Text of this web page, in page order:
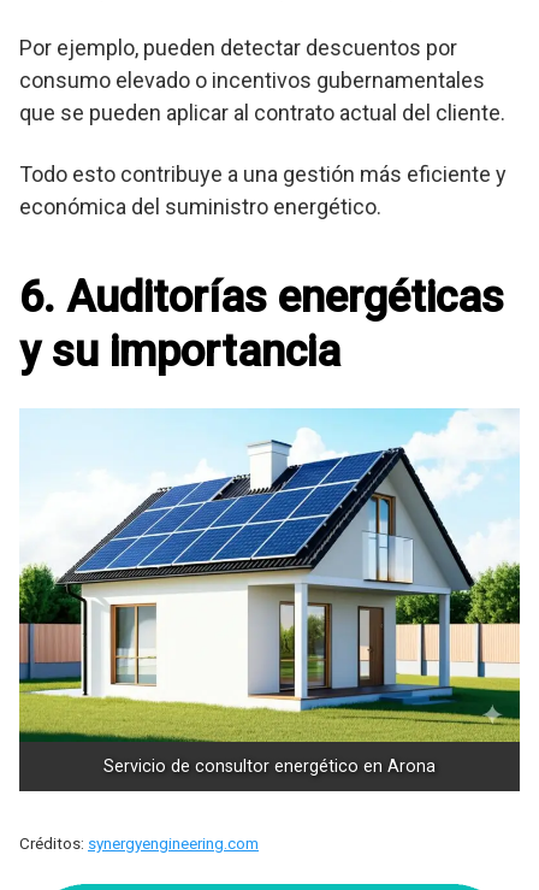
Por ejemplo, pueden detectar descuentos por
consumo elevado o incentivos gubernamentales
que se pueden aplicar al contrato actual del cliente.
Todo esto contribuye a una gestión más eficiente y
económica del suministro energético.
6. Auditorías energéticas
y su importancia
Servicio de consultor energético en Arona
Créditos: synergyengineering.com